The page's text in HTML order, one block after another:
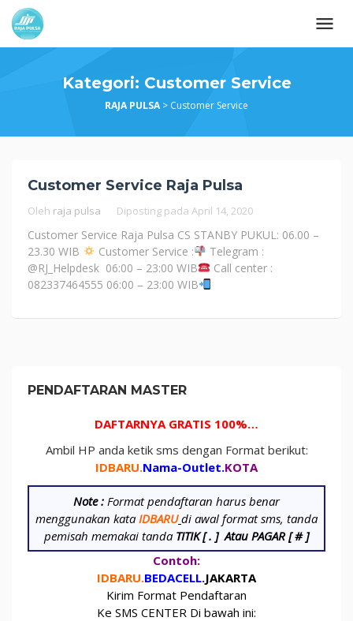
Loncat
ke
konten
Kategori: Customer Service
RAJA PULSA> Customer Service
Customer Service Raja Pulsa
Oleh raja pulsa Diposting pada April 14, 2020
Customer Service Raja Pulsa CS STANBY PUKUL: 06.00 –
23.30 WIB
Customer Service :
Telegram :
@RJ_Helpdesk 06:00 – 23:00 WIB
Call center :
082337464555 06:00 – 23:00 WIB
PENDAFTARAN MASTER
DAFTARNYA GRATIS 100%…
Ambil HP anda ketik sms dengan Format berikut:
IDBARU.Nama-Outlet.KOTA
Note : Format pendaftaran harus benar
menggunakan kata IDBARU di awal format sms, tanda
pemisah memakai tanda TITIK [ . ]Atau PAGAR [ # ]
Contoh:
IDBARU.BEDACELL.JAKARTA
Kirim Format Pendaftaran
Ke SMS CENTER Di bawah ini: